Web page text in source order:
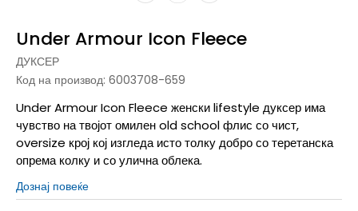
Under Armour Icon Fleece
ДУКСЕР
Код на производ: 6003708-659
Under Armour Icon Fleece женски lifestyle дуксер има
чувство на твојот омилен old school флис со чист,
oversize крој кој изгледа исто толку добро со теретанска
опрема колку и со улична облека.
Дознај повеќе